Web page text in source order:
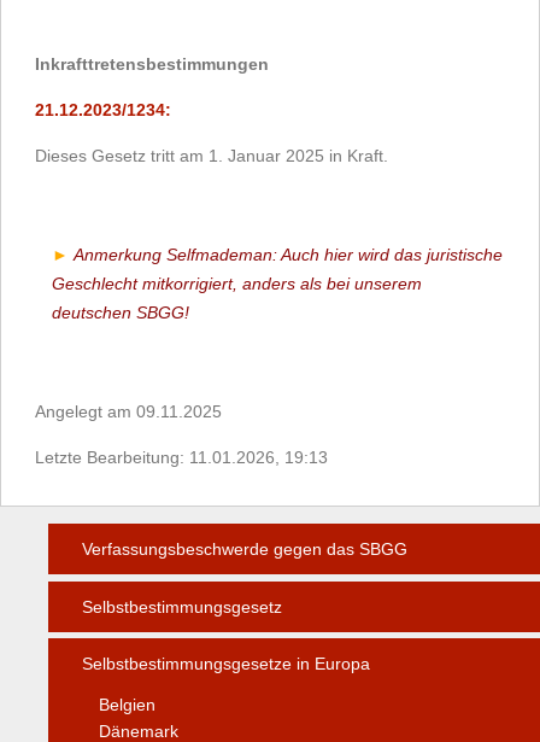
Inkrafttretensbestimmungen
21.12.2023/1234:
Dieses Gesetz tritt am 1. Januar 2025 in Kraft.
Anmerkung Selfmademan: Auch hier wird das juristische
Geschlecht mitkorrigiert, anders als bei unserem
deutschen SBGG!
Angelegt am 09.11.2025
Letzte Bearbeitung: 11.01.2026, 19:13
Verfassungsbeschwerde gegen das SBGG
Selbstbestimmungsgesetz
Selbstbestimmungsgesetze in Europa
Belgien
Dänemark